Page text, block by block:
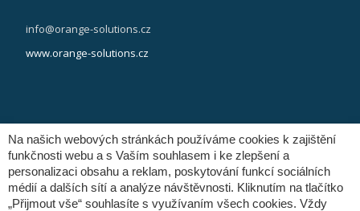
info@orange-solutions.cz
www.orange-solutions.cz
(+420) 281 090 141
Na našich webových stránkách používáme cookies k zajištění
funkčnosti webu a s Vaším souhlasem i ke zlepšení a
personalizaci obsahu a reklam, poskytování funkcí sociálních
médií a dalších sítí a analýze návštěvnosti. Kliknutím na tlačítko
„Přijmout vše“ souhlasíte s využívaním všech cookies. Vždy